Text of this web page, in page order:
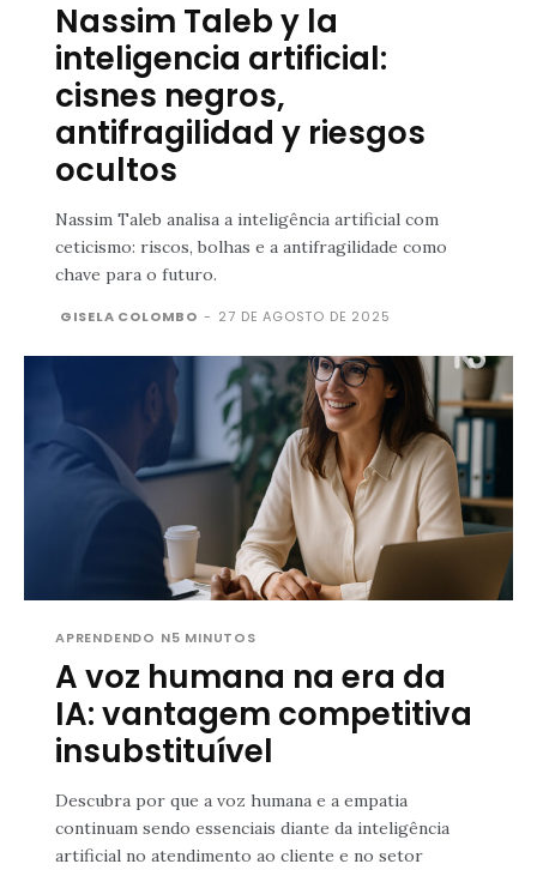
Nassim Taleb y la
inteligencia artificial:
cisnes negros,
antifragilidad y riesgos
ocultos
Nassim Taleb analisa a inteligência artificial com
ceticismo: riscos, bolhas e a antifragilidade como
chave para o futuro.
GISELA COLOMBO - 27 DE AGOSTO DE 2025
APRENDENDO N5 MINUTOS
A voz humana na era da
IA: vantagem competitiva
insubstituível
Descubra por que a voz humana e a empatia
continuam sendo essenciais diante da inteligência
artificial no atendimento ao cliente e no setor